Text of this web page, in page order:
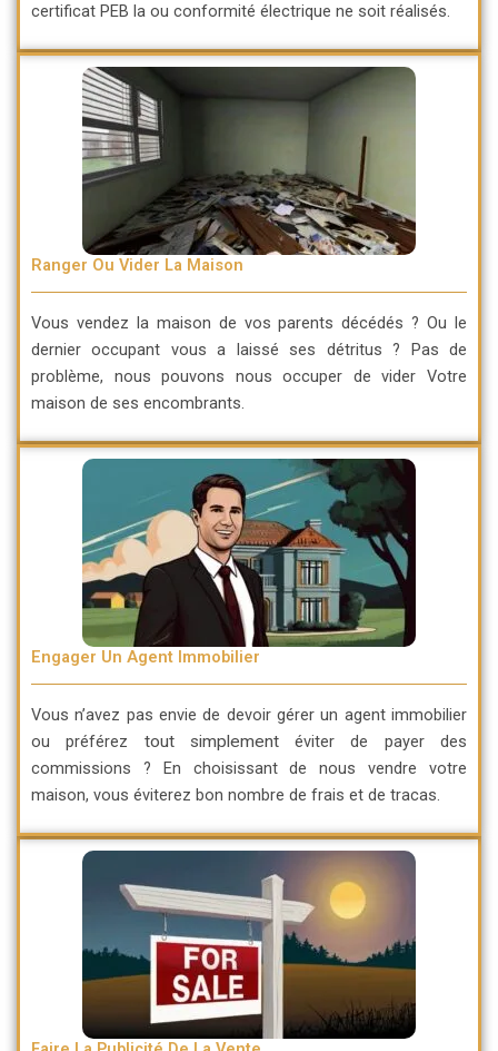
certificat PEB la ou conformité électrique ne soit réalisés.
Ranger Ou Vider La Maison
Vous vendez la maison de vos parents décédés ? Ou le
dernier occupant vous a laissé ses détritus ? Pas de
problème, nous pouvons nous occuper de vider Votre
maison de ses encombrants.
Engager Un Agent Immobilier
Vous n’avez pas envie de devoir gérer un agent immobilier
ou préférez tout simplementéviter de payer des
commissions ? En choisissant de nous vendre votre
maison, vous éviterez bon nombre de frais et de tracas.